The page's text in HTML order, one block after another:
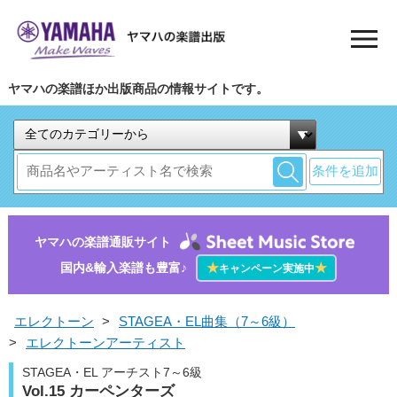
ヤマハの楽譜ほか出版商品の情報サイトです。
条件を追加
ヤマハの楽譜通販サイト
国内&輸入楽譜も豊富♪
★キャンペーン実施中★
エレクトーン >
STAGEA・EL曲集（7～6級）
>
エレクトーンアーティスト
STAGEA・EL アーチスト7～6級
Vol.15 カーペンターズ